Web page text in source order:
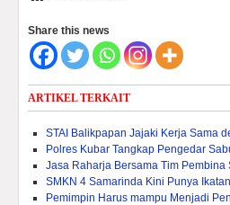
Share this news
ARTIKEL TERKAIT
STAI Balikpapan Jajaki Kerja Sama
Polres Kubar Tangkap Pengedar
Jasa Raharja Bersama Tim Pembina
SMKN 4 Samarinda Kini Punya
Pemimpin Harus mampu Menjadi